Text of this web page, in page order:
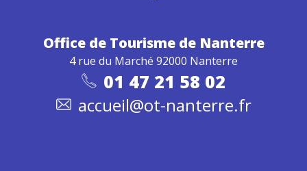
Office de Tourisme de Nanterre
4 rue du Marché 92000 Nanterre
01 47 21 58 02
accueil@ot-nanterre.fr